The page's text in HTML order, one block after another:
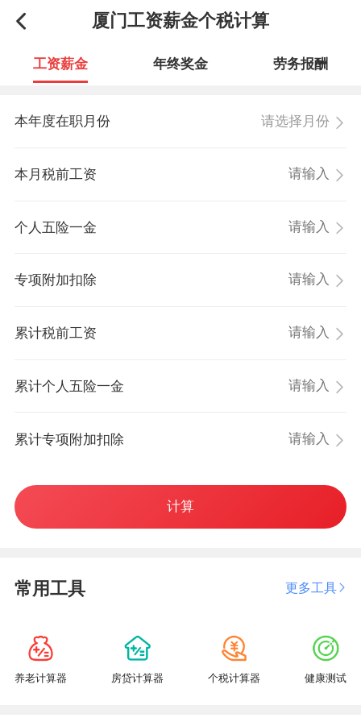
厦门工资薪金个税计算
工资薪金 年终奖金 劳务报酬
本年度在职月份 请选择月份
本月税前工资
个人五险一金
专项附加扣除
累计税前工资
累计个人五险一金
累计专项附加扣除
计算
常用工具 更多工具
养老计算器 房贷计算器 个税计算器 健康测试